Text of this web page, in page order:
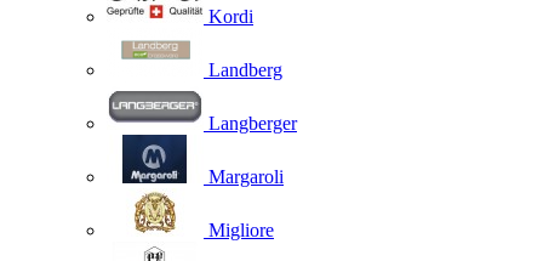
Kordi
Landberg
Langberger
Margaroli
Migliore